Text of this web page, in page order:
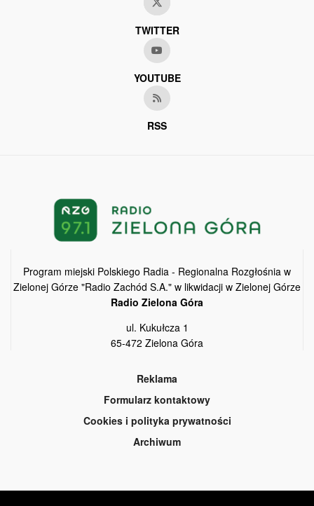
TWITTER
YOUTUBE
RSS
Program miejski Polskiego Radia - Regionalna Rozgłośnia w
Zielonej Górze "Radio Zachód S.A." w likwidacji w Zielonej Górze
Radio Zielona Góra
ul. Kukułcza 1
65-472 Zielona Góra
Reklama
Formularz kontaktowy
Cookies i polityka prywatności
Archiwum